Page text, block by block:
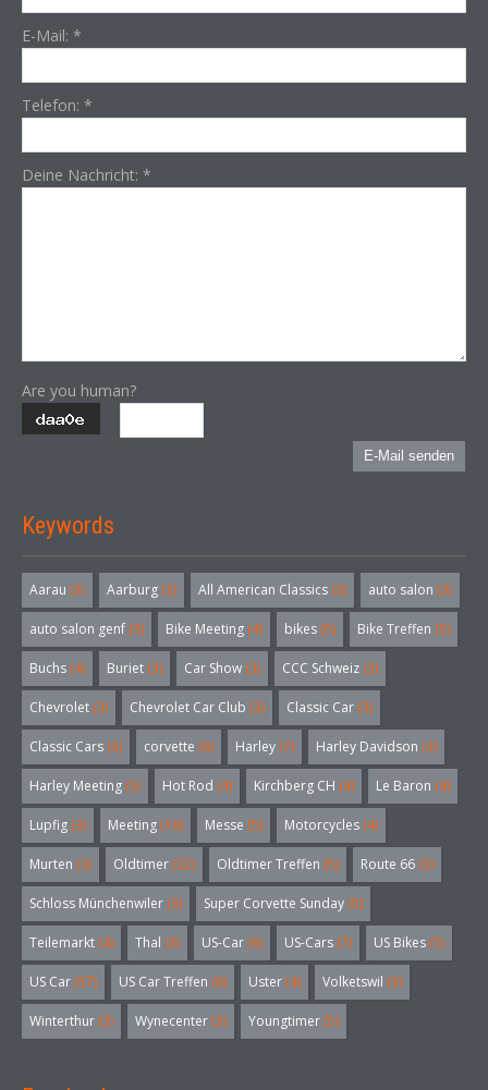
E-Mail: *
Telefon: *
Deine Nachricht: *
Are you human?
E-Mail senden
Keywords
Aarau (3) Aarburg (3) All American Classics (3) auto salon (3)
auto salon genf (3) Bike Meeting (4) bikes (5) Bike Treffen (5)
Buchs (4) Buriet (3) Car Show (3) CCC Schweiz (3)
Chevrolet (3) Chevrolet Car Club (3) Classic Car (3)
Classic Cars (3) corvette (6) Harley (7) Harley Davidson (3)
Harley Meeting (5) Hot Rod (4) Kirchberg CH (4) Le Baron (4)
Lupfig (3) Meeting (18) Messe (5) Motorcycles (4)
Murten (3) Oldtimer (32) Oldtimer Treffen (5) Route 66 (3)
Schloss Münchenwiler (3) Super Corvette Sunday (5)
Teilemarkt (4) Thal (3) US-Car (6) US-Cars (7) US Bikes (5)
US Car (57) US Car Treffen (6) Uster (4) Volketswil (3)
Winterthur (3) Wynecenter (3) Youngtimer (5)